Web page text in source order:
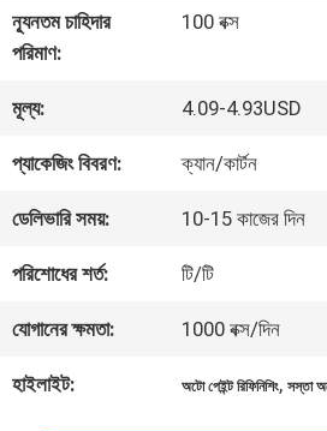
কারখানা
মান
নিয়ন্ত্রণ
ন্যূনতম চাহিদার
পরিমাণ:
100 বক্স
মূল্য: 4.09-4.93USD
প্যাকেজিং বিবরণ: ক্যান/কার্টন
ডেলিভারি সময়: 10-15 কাজের দিন
পরিশোধের শর্ত: টি/টি
যোগানের ক্ষমতা: 1000 বক্স/দিন
হাইলাইট: অটো পেইন্ট রিফিনিশিং,সস্তা